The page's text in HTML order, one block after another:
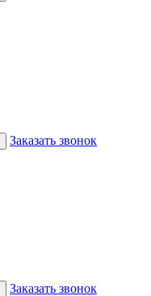
Заказать звонок
Заказать звонок